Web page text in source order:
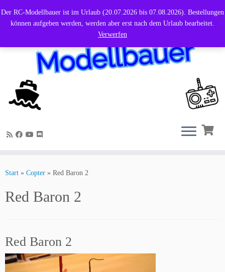
Der RC-Modellbauer ist im Urlaub (20.07.2026 bis 07.08.2026). Bestellungen
können aufgeben werden, werden aber erst nach dem Urlaub bearbeitet.
Verwerfen
Inhalt
Start » Copter » Red Baron 2
Red Baron 2
Red Baron 2